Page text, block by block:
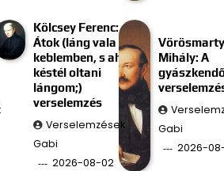
Kölcsey Ferenc:
Átok (láng vala
keblemben, s ah
késtél oltani
lángom;)
verselemzés
Verselemzések
Gabi
2026-08-02
Vörösmarty
Mihály: A
Gabi
2026-